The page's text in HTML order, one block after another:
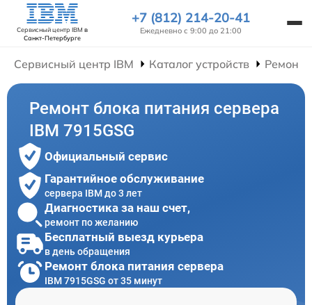
Сервисный центр IBM в
Санкт-Петербурге
+7 (812) 214-20-41
Ежедневно с 9:00 до 21:00
Сервисный центр IBM Каталог устройств Ремонт
Ремонт блока питания сервера
IBM 7915GSG
Официальный сервис
Гарантийное обслуживание
сервера IBM до 3 лет
Диагностика за наш счет,
ремонт по желанию
Бесплатный выезд курьера
в день обращения
Ремонт блока питания сервера
IBM 7915GSG от 35 минут